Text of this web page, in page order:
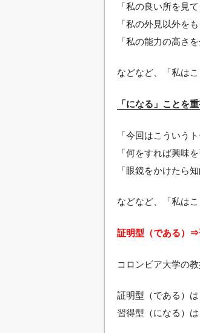
「私の良い所を見て
「私の外見以外を
「私の能力の高さ
などなど、「私は
「になる」ことを
「今回はこういう
「何をすれば興味
「眼鏡をかけたら
などなど、「私は
証明型（である）⇒
コロンビア大学の
証明型（である）
習得型（になる）